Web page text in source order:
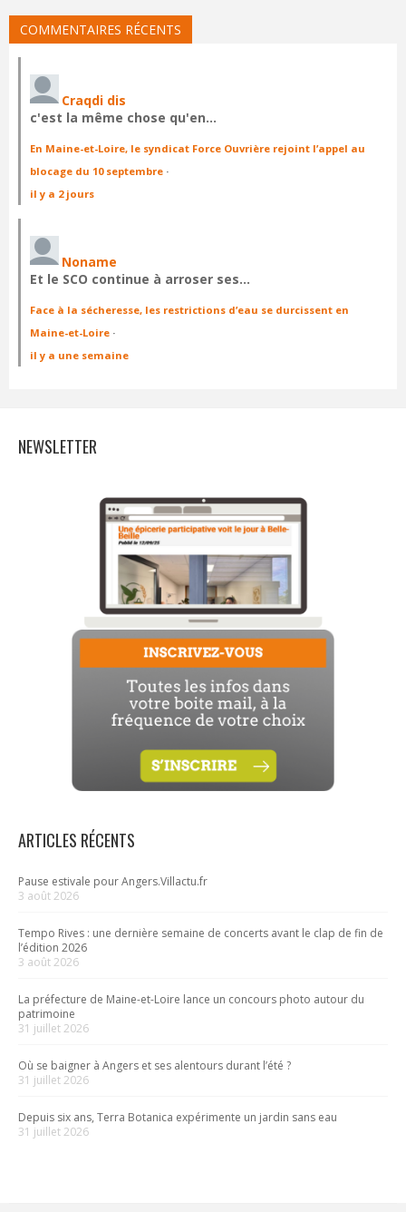
COMMENTAIRES RÉCENTS
Craqdi dis
c'est la même chose qu'en…
En Maine-et-Loire, le syndicat Force Ouvrière rejoint l’appel au
blocage du 10 septembre ·
il y a 2 jours
Noname
Et le SCO continue à arroser ses…
Face à la sécheresse, les restrictions d’eau se durcissent en
Maine-et-Loire ·
il y a une semaine
NEWSLETTER
ARTICLES RÉCENTS
Pause estivale pour Angers.Villactu.fr
3 août 2026
Tempo Rives : une dernière semaine de concerts avant le clap de fin de
l’édition 2026
3 août 2026
La préfecture de Maine-et-Loire lance un concours photo autour du
patrimoine
31 juillet 2026
Où se baigner à Angers et ses alentours durant l’été ?
31 juillet 2026
Depuis six ans, Terra Botanica expérimente un jardin sans eau
31 juillet 2026